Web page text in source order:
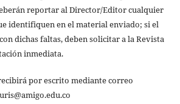
reportar al Director/Editor cualquier
identifiquen en el material enviado; si el
dichas faltas, deben solicitar a la Revista
inmediata.
por escrito mediante correo